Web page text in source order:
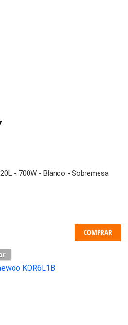
- 700W - Blanco - Sobremesa
COMPRAR